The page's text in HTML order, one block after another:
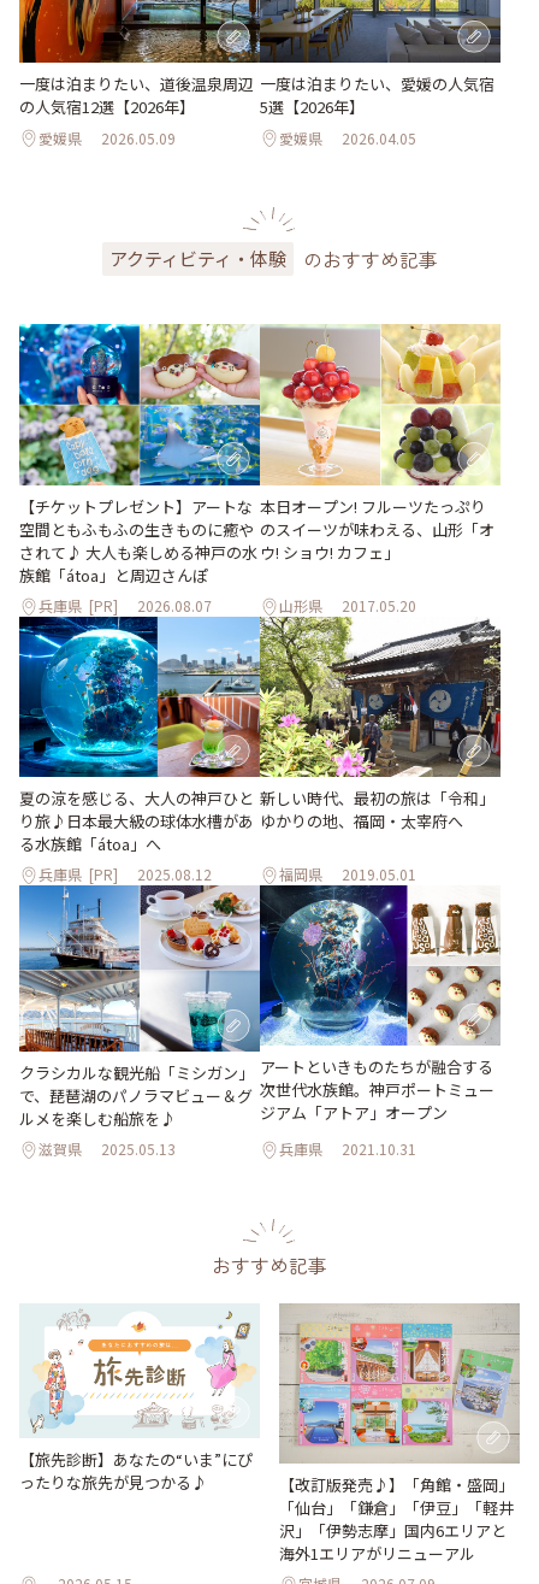
一度は泊まりたい、道後温泉周辺
の人気宿12選【2026年】
愛媛県 2026.05.09
一度は泊まりたい、愛媛の人気宿
5選【2026年】
愛媛県 2026.04.05
アクティビティ・体験 のおすすめ記事
【チケットプレゼント】アートな
空間ともふもふの生きものに癒や
されて♪ 大人も楽しめる神戸の水
族館「átoa」と周辺さんぽ
兵庫県 [PR] 2026.08.07
本日オープン! フルーツたっぷり
のスイーツが味わえる、山形「オ
ウ! ショウ! カフェ」
山形県 2017.05.20
夏の涼を感じる、大人の神戸ひと
り旅♪日本最大級の球体水槽があ
る水族館「átoa」へ
兵庫県 [PR] 2025.08.12
新しい時代、最初の旅は「令和」
ゆかりの地、福岡・太宰府へ
福岡県 2019.05.01
クラシカルな観光船「ミシガン」
で、琵琶湖のパノラマビュー＆グ
ルメを楽しむ船旅を♪
滋賀県 2025.05.13
アートといきものたちが融合する
次世代水族館。神戸ポートミュー
ジアム「アトア」オープン
兵庫県 2021.10.31
おすすめ記事
【旅先診断】あなたの“いま”にぴ
ったりな旅先が見つかる♪
【改訂版発売♪】「角館・盛岡」
「仙台」「鎌倉」「伊豆」「軽井
沢」「伊勢志摩」国内6エリアと
海外1エリアがリニューアル